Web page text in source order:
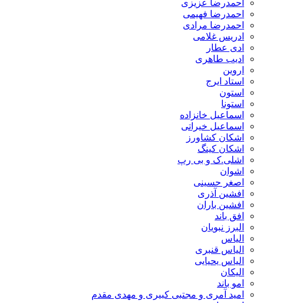
احمدرضا عزیزی
احمدرضا فهیمی
احمدرضا مرادی
ادریس غلامی
ادی عطار
ادیب طاهری
اروین
استاد ایرج
استون
استونا
اسماعیل خانزاده
اسماعیل خیراتی
اشکان کشاورز
اشکان کینگ
اشلی.ک و بی رپ
اشوان
اصغر حسینی
افشین آذری
افشین باران
افق باند
البرز نبویان
الیاس
الیاس قنبرى
الیاس یحیایی
الیکان
امو باند
امید آمری و مجتبی کبیری و مهدى مقدم